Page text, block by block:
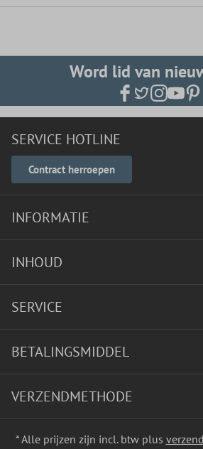
Word lid van
SERVICE HOTLINE
Contract herroepen
INFORMATIE
INHOUD
SERVICE
BETALINGSMIDDEL
VERZENDMETHODE
* Alle prijzen zijn incl. btw plus